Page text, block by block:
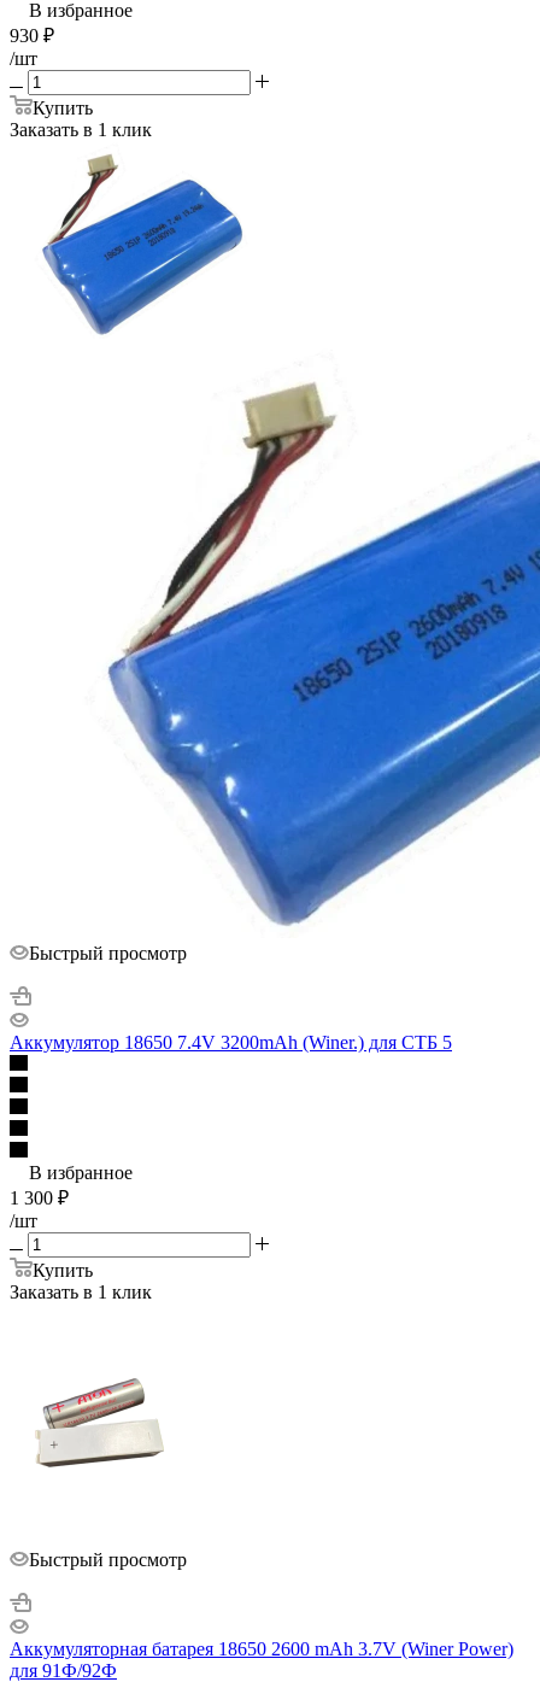
В избранное
930 ₽
/шт
Купить
Заказать в 1 клик
Быстрый просмотр
Аккумулятор 18650 7.4V 3200mAh (Winer.) для СТБ 5
В избранное
1 300 ₽
/шт
Купить
Заказать в 1 клик
Быстрый просмотр
Аккумуляторная батарея 18650 2600 mAh 3.7V (Winer Power)
для 91Ф/92Ф